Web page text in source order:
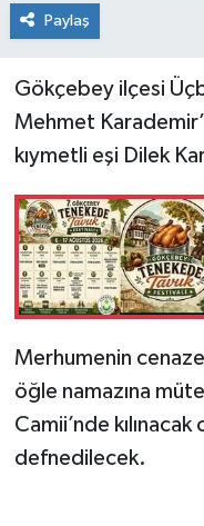
Paylaş
Gökçebey ilçesi
Mehmet
kıymetli eşi Dilek
Merhumenin
öğle namazına
Camii’nde kılınacak
defnedilecek.